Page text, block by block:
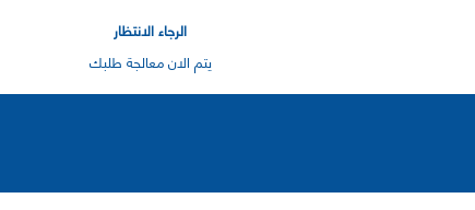
الرجاء الانتظار
يتم الان معالجة طلبك